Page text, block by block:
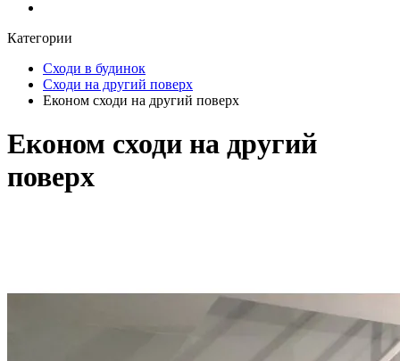
Категории
Сходи в будинок
Сходи на другий поверх
Економ сходи на другий поверх
Економ сходи на другий
поверх